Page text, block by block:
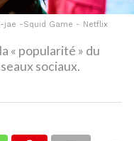
jae -Squid Game - Netflix
« popularité » du
sociaux.